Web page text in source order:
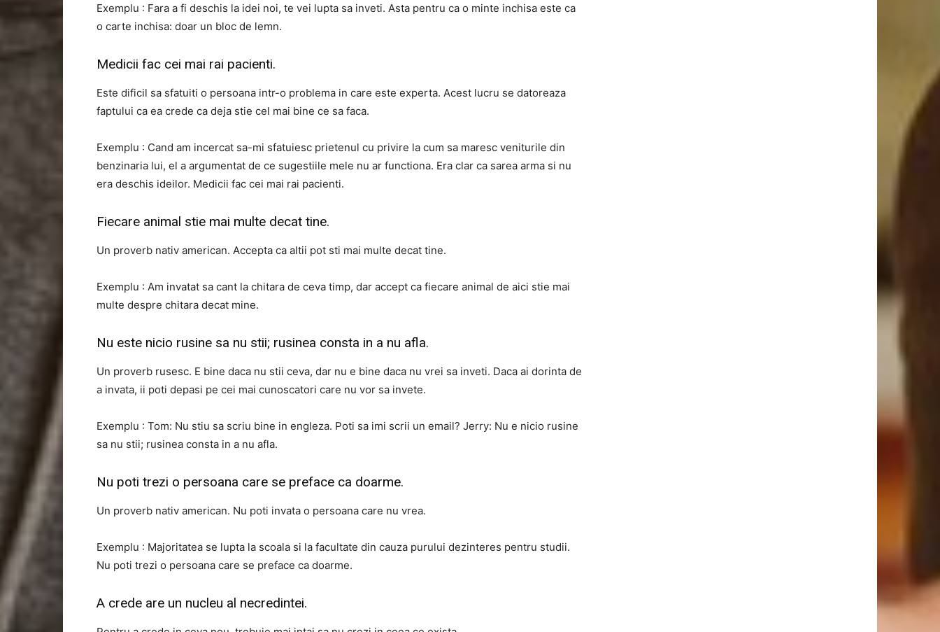
Exemplu : Fara a fi deschis la idei noi, te vei lupta sa inveti. Asta pentru ca o minte inchisa este ca
o carte inchisa: doar un bloc de lemn.
Medicii fac cei mai rai pacienti.
Este dificil sa sfatuiti o persoana intr-o problema in care este experta. Acest lucru se datoreaza
faptului ca ea crede ca deja stie cel mai bine ce sa faca.
Exemplu : Cand am incercat sa-mi sfatuiesc prietenul cu privire la cum sa maresc veniturile din
benzinaria lui, el a argumentat de ce sugestiile mele nu ar functiona. Era clar ca sarea arma si nu
era deschis ideilor. Medicii fac cei mai rai pacienti.
Fiecare animal stie mai multe decat tine.
Un proverb nativ american. Accepta ca altii pot sti mai multe decat tine.
Exemplu : Am invatat sa cant la chitara de ceva timp, dar accept ca fiecare animal de aici stie mai
multe despre chitara decat mine.
Nu este nicio rusine sa nu stii; rusinea consta in a nu afla.
Un proverb rusesc. E bine daca nu stii ceva, dar nu e bine daca nu vrei sa inveti. Daca ai dorinta de
a invata, ii poti depasi pe cei mai cunoscatori care nu vor sa invete.
Exemplu : Tom: Nu stiu sa scriu bine in engleza. Poti sa imi scrii un email? Jerry: Nu e nicio rusine
sa nu stii; rusinea consta in a nu afla.
Nu poti trezi o persoana care se preface ca doarme.
Un proverb nativ american. Nu poti invata o persoana care nu vrea.
Exemplu : Majoritatea se lupta la scoala si la facultate din cauza purului dezinteres pentru studii.
Nu poti trezi o persoana care se preface ca doarme.
A crede are un nucleu al necredintei.